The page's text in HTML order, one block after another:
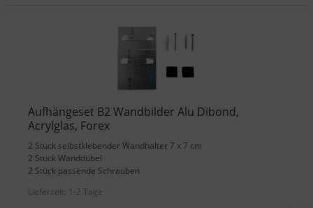
Aufhängeset B2 Wandbilder Alu Dibond,
Acrylglas, Forex
2 Stück selbstklebender Wandhalter 7 x 7 cm
2 Stück Wanddübel
2 Stück passende Schrauben
Lieferzeit: 1-2 Tage